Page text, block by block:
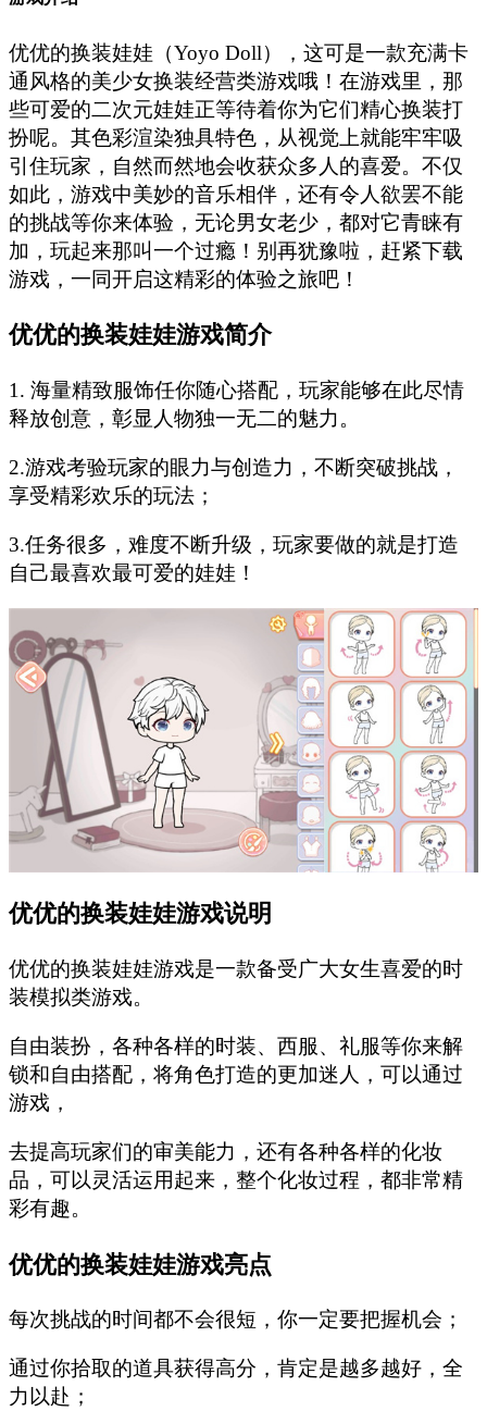
优优的换装娃娃（Yoyo Doll），这可是一款充满卡
通风格的美少女换装经营类游戏哦！在游戏里，那
些可爱的二次元娃娃正等待着你为它们精心换装打
扮呢。其色彩渲染独具特色，从视觉上就能牢牢吸
引住玩家，自然而然地会收获众多人的喜爱。不仅
如此，游戏中美妙的音乐相伴，还有令人欲罢不能
的挑战等你来体验，无论男女老少，都对它青睐有
加，玩起来那叫一个过瘾！别再犹豫啦，赶紧下载
游戏，一同开启这精彩的体验之旅吧！
优优的换装娃娃游戏简介
1. 海量精致服饰任你随心搭配，玩家能够在此尽情
释放创意，彰显人物独一无二的魅力。
2.游戏考验玩家的眼力与创造力，不断突破挑战，
享受精彩欢乐的玩法；
3.任务很多，难度不断升级，玩家要做的就是打造
自己最喜欢最可爱的娃娃！
优优的换装娃娃游戏说明
优优的换装娃娃游戏是一款备受广大女生喜爱的时
装模拟类游戏。
自由装扮，各种各样的时装、西服、礼服等你来解
锁和自由搭配，将角色打造的更加迷人，可以通过
游戏，
去提高玩家们的审美能力，还有各种各样的化妆
品，可以灵活运用起来，整个化妆过程，都非常精
彩有趣。
优优的换装娃娃游戏亮点
每次挑战的时间都不会很短，你一定要把握机会；
通过你拾取的道具获得高分，肯定是越多越好，全
力以赴；